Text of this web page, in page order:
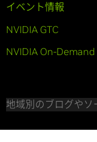
イベント情報
NVIDIA GTC
NVIDIA On-Demand
地域別のブログや